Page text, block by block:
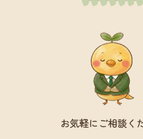
お気軽にご相談く